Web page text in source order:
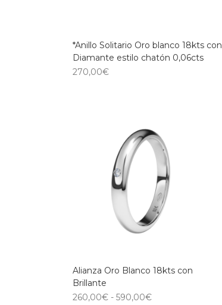
*Anillo Solitario Oro blanco 18kts con
Diamante estilo chatón 0,06cts
270,00€
Alianza Oro Blanco 18kts con
Brillante
260,00€ - 590,00€